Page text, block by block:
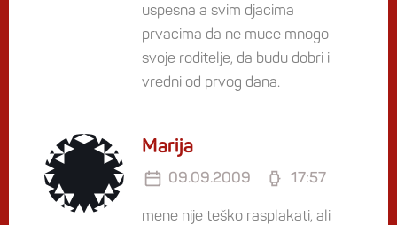
uspesna a svim djacima
prvacima da ne muce mnogo
svoje roditelje, da budu dobri i
vredni od prvog dana.
Marija
09.09.2009 17:57
mene nije teško rasplakati, ali